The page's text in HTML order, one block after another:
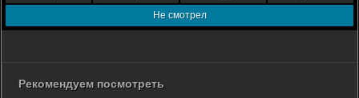
Не смотрел
Рекомендуем посмотреть